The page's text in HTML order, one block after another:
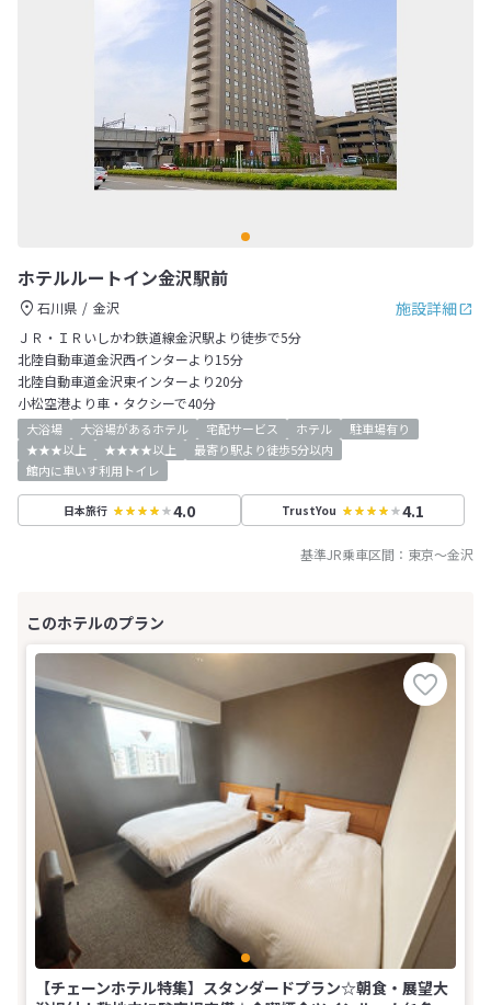
ホテルルートイン金沢駅前
施設詳細
石川県
金沢
ＪＲ・ＩＲいしかわ鉄道線金沢駅より徒歩で5分
北陸自動車道金沢西インターより15分
北陸自動車道金沢東インターより20分
小松空港より車・タクシーで40分
大浴場 大浴場があるホテル 宅配サービス ホテル
駐車場有り
★★★以上
★★★★以上
最寄り駅より徒歩5分以内
館内に車いす利用トイレ
日本旅行 4.0 TrustYou 4.1
基準JR乗車区間： 東京～金沢
【チェーンホテル特集】スタンダードプラン☆朝食・展望大